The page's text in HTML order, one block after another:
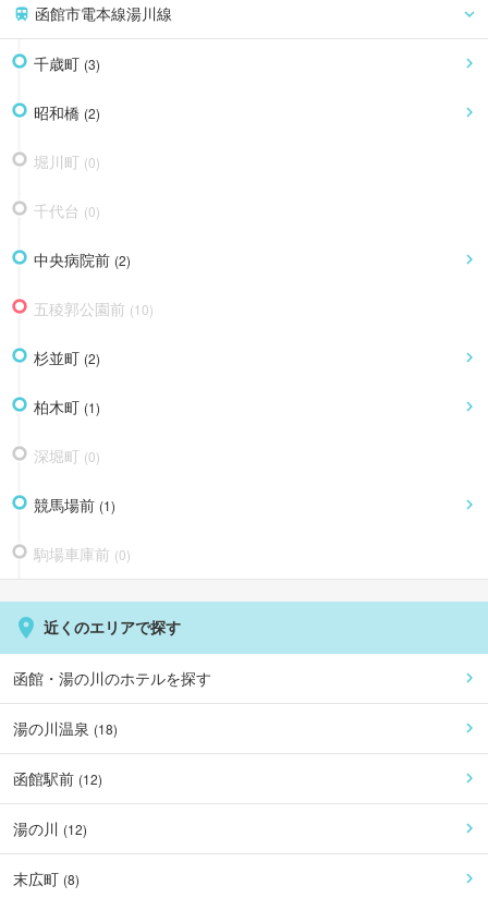
函館市電本線湯川線
千歳町 (3)
昭和橋 (2)
堀川町 (0)
千代台 (0)
中央病院前 (2)
五稜郭公園前 (10)
杉並町 (2)
柏木町 (1)
深堀町 (0)
競馬場前 (1)
駒場車庫前 (0)
近くのエリアで探す
函館・湯の川のホテルを探す
湯の川温泉 (18)
函館駅前 (12)
湯の川 (12)
末広町 (8)